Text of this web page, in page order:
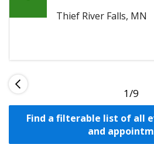
2026
Thief River Falls, MN
1
Find a filterable list of all
and